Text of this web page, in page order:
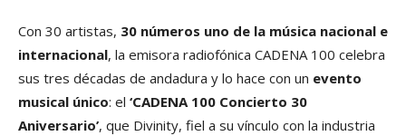
Con 30 artistas, 30 números uno de la música nacional e
internacional, la emisora radiofónica CADENA 100 celebra
sus tres décadas de andadura y lo hace con un evento
musical único: el ‘CADENA 100 Concierto 30
Aniversario’, que Divinity, fiel a su vínculo con la industria